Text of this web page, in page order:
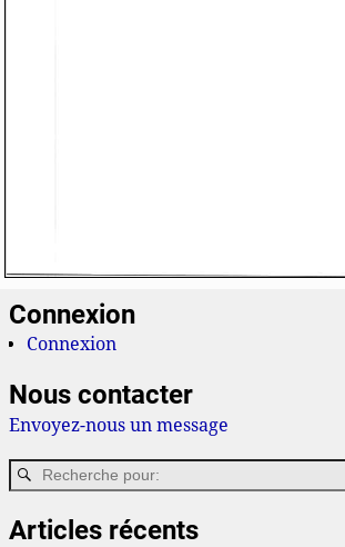
Connexion
Connexion
Nous contacter
Envoyez-nous un message
Articles récents